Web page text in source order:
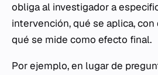
obliga al investigador a
intervención, qué se aplica, con
qué se mide como efecto final.
Por ejemplo, en lugar de